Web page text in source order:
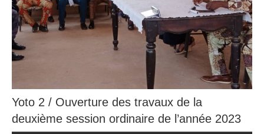
Yoto 2 / Ouverture des travaux de la
deuxième session ordinaire de l’année 2023